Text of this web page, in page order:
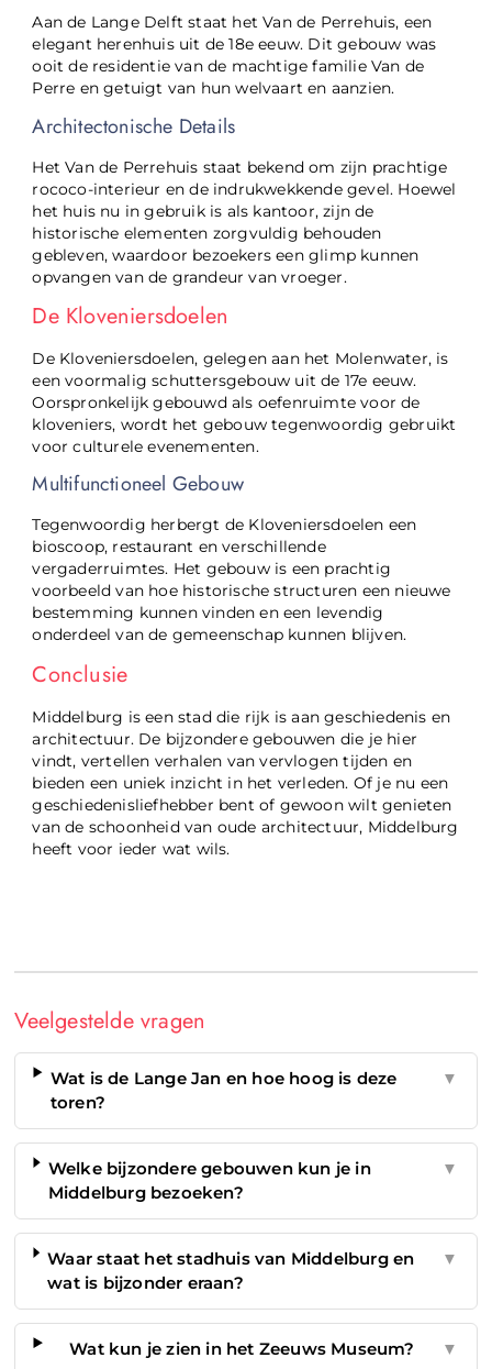
Aan de Lange Delft staat het Van de Perrehuis, een
elegant herenhuis uit de 18e eeuw. Dit gebouw was
ooit de residentie van de machtige familie Van de
Perre en getuigt van hun welvaart en aanzien.
Architectonische Details
Het Van de Perrehuis staat bekend om zijn prachtige
rococo-interieur en de indrukwekkende gevel. Hoewel
het huis nu in gebruik is als kantoor, zijn de
historische elementen zorgvuldig behouden
gebleven, waardoor bezoekers een glimp kunnen
opvangen van de grandeur van vroeger.
De Kloveniersdoelen
De Kloveniersdoelen, gelegen aan het Molenwater, is
een voormalig schuttersgebouw uit de 17e eeuw.
Oorspronkelijk gebouwd als oefenruimte voor de
kloveniers, wordt het gebouw tegenwoordig gebruikt
voor culturele evenementen.
Multifunctioneel Gebouw
Tegenwoordig herbergt de Kloveniersdoelen een
bioscoop, restaurant en verschillende
vergaderruimtes. Het gebouw is een prachtig
voorbeeld van hoe historische structuren een nieuwe
bestemming kunnen vinden en een levendig
onderdeel van de gemeenschap kunnen blijven.
Conclusie
Middelburg is een stad die rijk is aan geschiedenis en
architectuur. De bijzondere gebouwen die je hier
vindt, vertellen verhalen van vervlogen tijden en
bieden een uniek inzicht in het verleden. Of je nu een
geschiedenisliefhebber bent of gewoon wilt genieten
van de schoonheid van oude architectuur, Middelburg
heeft voor ieder wat wils.
Veelgestelde vragen
Wat is de Lange Jan en hoe hoog is deze
toren?
▼
Welke bijzondere gebouwen kun je in
Middelburg bezoeken?
▼
Waar staat het stadhuis van Middelburg en
wat is bijzonder eraan?
▼
Wat kun je zien in het Zeeuws Museum? ▼